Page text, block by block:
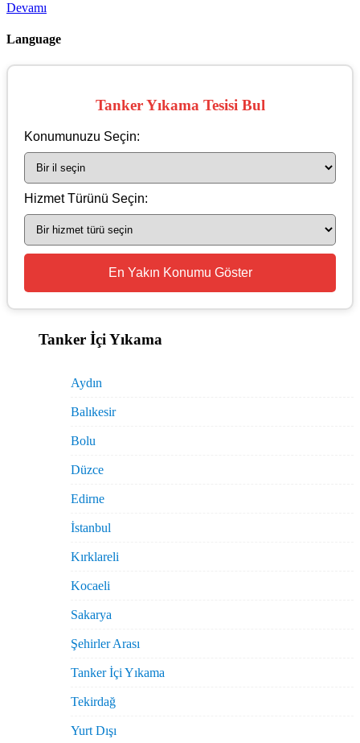
Devamı
Language
Tanker Yıkama Tesisi Bul
Konumunuzu Seçin:
Hizmet Türünü Seçin:
En Yakın Konumu Göster
Tanker İçi Yıkama
Aydın
Balıkesir
Bolu
Düzce
Edirne
İstanbul
Kırklareli
Kocaeli
Sakarya
Şehirler Arası
Tanker İçi Yıkama
Tekirdağ
Yurt Dışı